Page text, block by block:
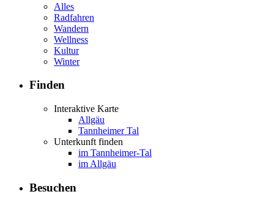
Alles
Radfahren
Wandern
Wellness
Kultur
Winter
Finden
Interaktive Karte
Allgäu
Tannheimer Tal
Unterkunft finden
im Tannheimer-Tal
im Allgäu
Besuchen